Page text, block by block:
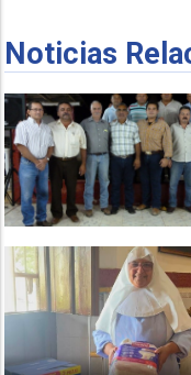
Noticias